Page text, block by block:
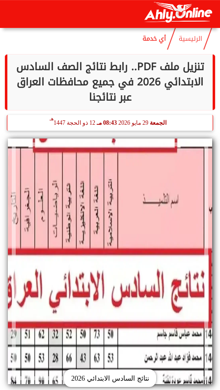
الجمعة
الرئيسية أي خدمة
تنزيل ملف PDF.. رابط نتائج الصف السادس
الابتدائي 2026 في جميع محافظات العراق
عبر نتائجنا
الجمعة 08:43 مـ 12 ذو الحجة 1447
هـ
نتائج السادس الابتدائي 2026